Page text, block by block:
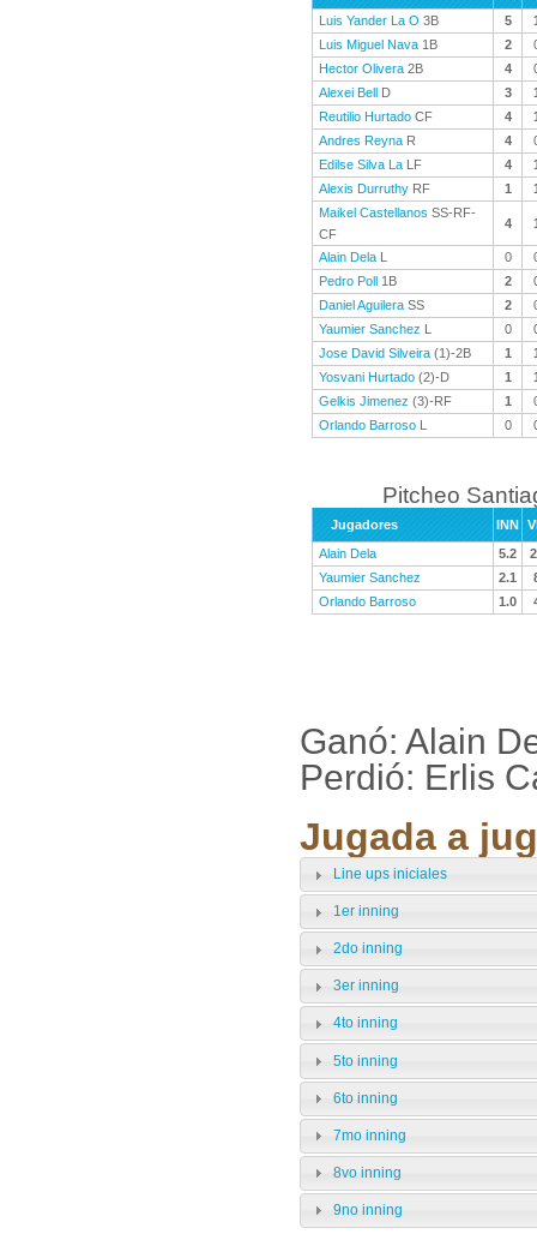
Luis Yander La O 3B 5
Luis Miguel Nava 1B 2
Hector Olivera 2B 4
Alexei Bell D 3
Reutilio Hurtado CF 4
Andres Reyna R 4
Edilse Silva La LF 4
Alexis Durruthy RF 1
Maikel Castellanos SS-RF-
CF
4
Alain Dela L 0
Pedro Poll 1B 2
Daniel Aguilera SS 2
Yaumier Sanchez L 0
Jose David Silveira (1)-2B 1
Yosvani Hurtado (2)-D 1
Gelkis Jimenez (3)-RF 1
Orlando Barroso L 0
Pitcheo
Jugadores INN
Alain Dela
5.2
Yaumier Sanchez
2.1
Orlando Barroso
1.0
Ganó: Alain
Perdió: Erlis
Jugada a
Line ups iniciales
1er inning
2do inning
3er inning
4to inning
5to inning
6to inning
7mo inning
8vo inning
9no inning